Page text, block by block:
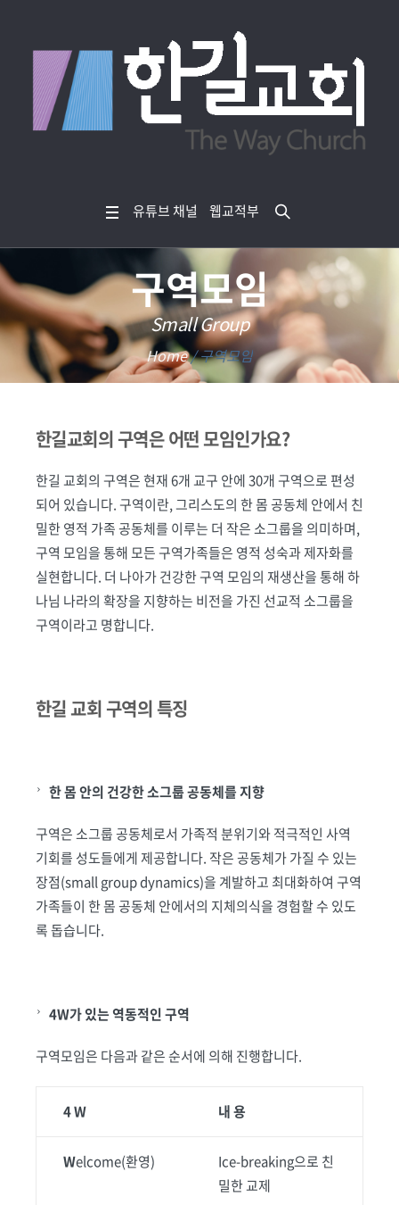
유튜브 채널 웹교적부
구역모임
Small Group
Home/구역모임
한길교회의 구역은 어떤 모임인가요?
한길 교회의 구역은 현재 6개 교구 안에 30개 구역으로 편성
되어 있습니다. 구역이란, 그리스도의 한 몸 공동체 안에서 친
밀한 영적 가족 공동체를 이루는 더 작은 소그룹을 의미하며,
구역 모임을 통해 모든 구역가족들은 영적 성숙과 제자화를
실현합니다. 더 나아가 건강한 구역 모임의 재생산을 통해 하
나님 나라의 확장을 지향하는 비전을 가진 선교적 소그룹을
구역이라고 명합니다.
한길 교회 구역의 특징
한 몸 안의 건강한 소그룹 공동체를 지향
구역은 소그룹 공동체로서 가족적 분위기와 적극적인 사역
기회를 성도들에게 제공합니다. 작은 공동체가 가질 수 있는
장점(small group dynamics)을 계발하고 최대화하여 구역
가족들이 한 몸 공동체 안에서의 지체의식을 경험할 수 있도
록 돕습니다.
4W가 있는 역동적인 구역
구역모임은 다음과 같은 순서에 의해 진행합니다.
4 W 내 용
Welcome(환영)
Ice-breaking으로 친
밀한 교제